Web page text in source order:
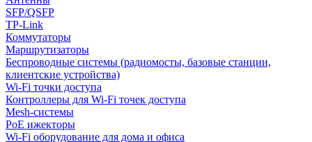
SFP/QSFP
TP-Link
Коммутаторы
Маршрутизаторы
Беспроводные системы (радиомосты, базовые станции,
клиентские устройства)
Wi-Fi точки доступа
Контроллеры для Wi-Fi точек доступа
Mesh-системы
PoE ижекторы
Wi-Fi оборудование для дома и офиса